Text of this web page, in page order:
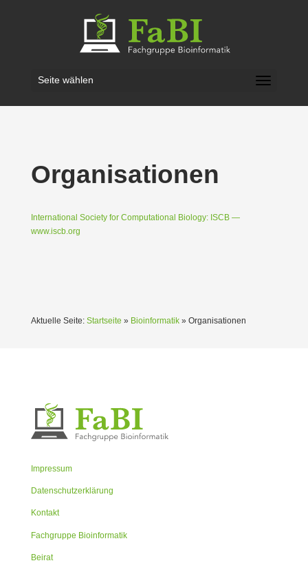
Seite wählen
Organi­sa­tionen
Inter­na­tional Society for Compu­ta­tional Biology: ISCB —
www.iscb.org
Aktuelle Seite: Startseite » Bioinformatik» Organi­sa­tionen
Impressum
Datenschutzerklärung
Kontakt
Fachgruppe Bioinformatik
Beirat